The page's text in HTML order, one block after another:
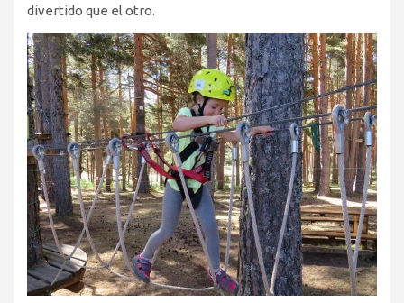
divertido que el otro.